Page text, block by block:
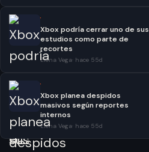
·
Xbox podría cerrar uno de sus
estudios como parte de
recortes
Elena Vega hace 55d
·
Xbox planea despidos
masivos según reportes
internos
Elena Vega hace 55d